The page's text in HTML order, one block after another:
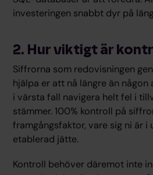
investeringen snabbt dyr på
2. Hur viktigt är
Siffrorna som redovisningen
hjälpa er att nå längre än
i värsta fall navigera helt fel i
stämmer. 100% kontroll på
framgångsfaktor, vare sig ni är i
etablerad jätte.
Kontroll behöver däremot inte